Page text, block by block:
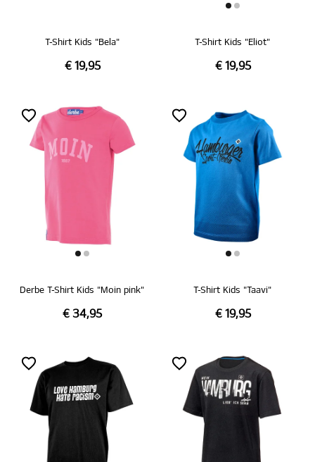
T-Shirt Kids "Bela"
€ 19,95
T-Shirt Kids "Eliot"
€ 19,95
Derbe T-Shirt Kids "Moin pink"
€ 34,95
T-Shirt Kids "Taavi"
€ 19,95